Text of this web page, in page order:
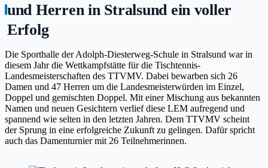
und Herren in Stralsund ein voller
Erfolg
Die Sporthalle der Adolph-Diesterweg-Schule in Stralsund war in
diesem Jahr die Wettkampfstätte für die Tischtennis-
Landesmeisterschaften des TTVMV. Dabei bewarben sich 26
Damen und 47 Herren um die Landesmeisterwürden im Einzel,
Doppel und gemischten Doppel. Mit einer Mischung aus bekannten
Namen und neuen Gesichtern verlief diese LEM aufregend und
spannend wie selten in den letzten Jahren. Dem TTVMV scheint
der Sprung in eine erfolgreiche Zukunft zu gelingen. Dafür spricht
auch das Damenturnier mit 26 Teilnehmerinnen.